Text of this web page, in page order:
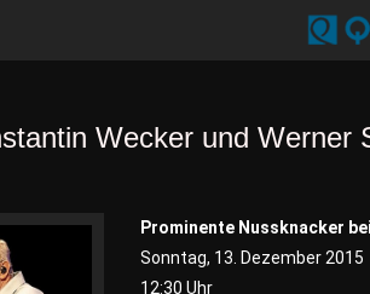
Wecker und Werner
Prominente Nussknacker
Sonntag, 13. Dezember 2015
12:30 Uhr